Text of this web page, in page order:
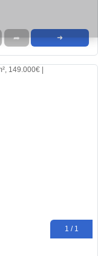
➦ ➜
1 / 1